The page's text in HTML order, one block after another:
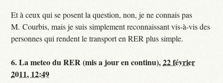
Et à ceux qui se posent la question, non, je ne connais pas
M. Courbis, mais je suis simplement reconnaissant vis-à-vis des
personnes qui rendent le transport en RER plus simple.
6.La meteo du RER (mis a jour en continu),22 février
2011, 12:49